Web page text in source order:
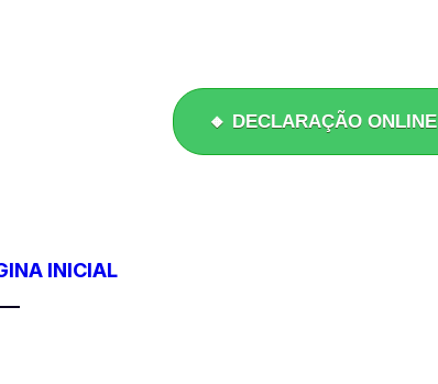
🔸 DECLARAÇÃO ONLINE
INICIAL